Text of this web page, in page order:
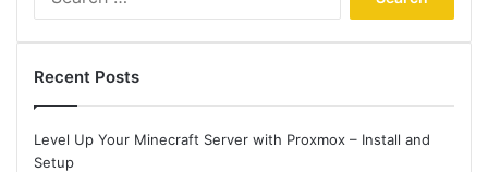
Recent Posts
Level Up Your Minecraft Server with Proxmox – Install and
Setup